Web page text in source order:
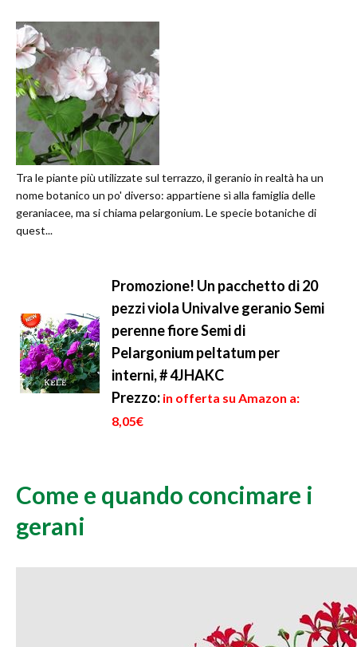
Tra le piante più utilizzate sul terrazzo, il geranio in realtà ha un
nome botanico un po' diverso: appartiene sì alla famiglia delle
geraniacee, ma si chiama pelargonium. Le specie botaniche di
quest...
Promozione! Un pacchetto di 20
pezzi viola Univalve geranio Semi
perenne fiore Semi di
Pelargonium peltatum per
interni, # 4JHAKC
Prezzo: in offerta su Amazon a:
8,05€
Come e quando concimare i
gerani